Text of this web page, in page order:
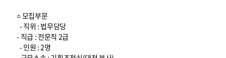
○ 모집부문
- 직위 : 법무담당
- 직급 : 전문직 2급
- 인원 : 2명